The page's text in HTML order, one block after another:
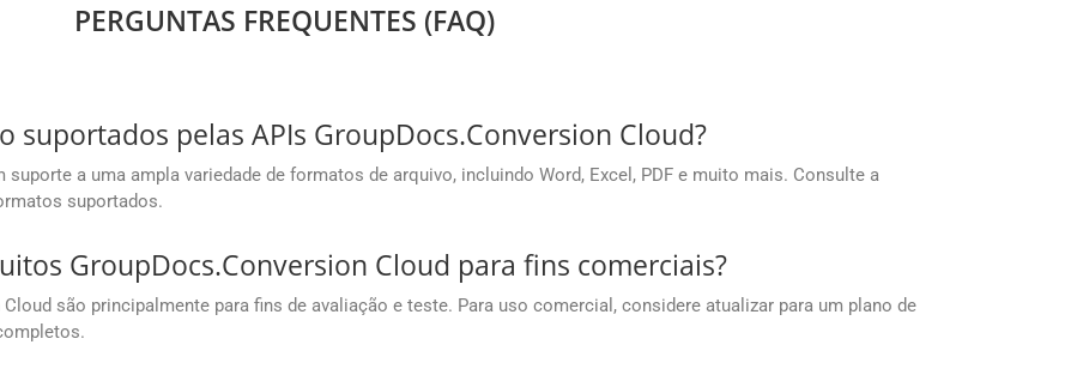
PERGUNTAS FREQUENTES (FAQ)
suportados pelas APIs GroupDocs.Conversion Cloud?
a uma ampla variedade de formatos de arquivo, incluindo Word, Excel, PDF e muito mais. Consulte a
suportados.
GroupDocs.Conversion Cloud para fins comerciais?
são principalmente para fins de avaliação e teste. Para uso comercial, considere atualizar para um plano de